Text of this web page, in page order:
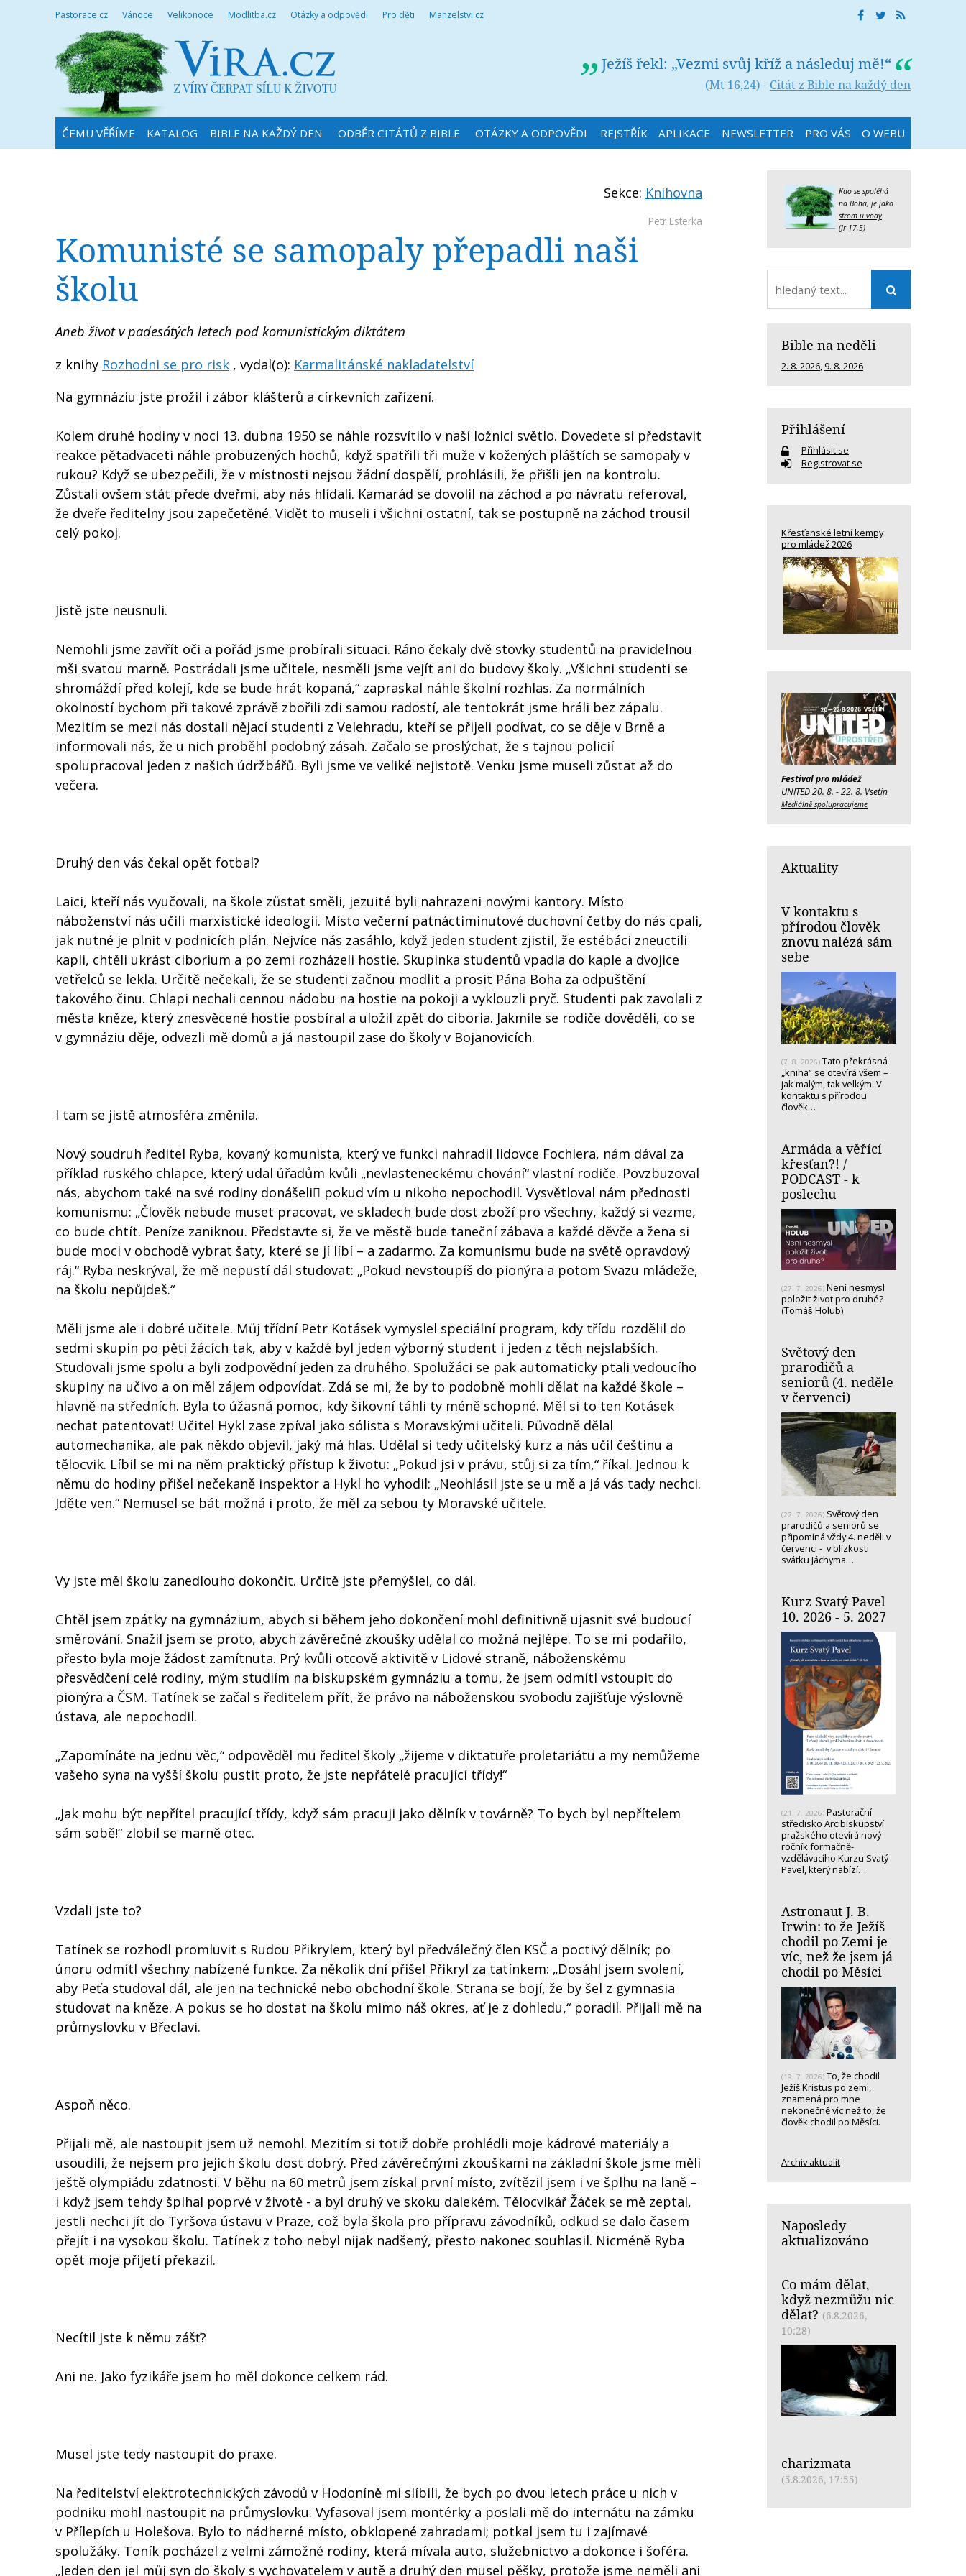
Pastorace.cz Vánoce Velikonoce Modlitba.cz Otázky a odpovědi Pro děti Manzelstvi.cz
Ježíš řekl: „Vezmi svůj kříž a následuj mě!“
(Mt 16,24) - Citát z Bible na každý den
ČEMU VĚŘÍME KATALOG BIBLE NA KAŽDÝ DEN ODBĚR CITÁTŮ Z BIBLE OTÁZKY A ODPOVĚDI REJSTŘÍK APLIKACE NEWSLETTER PRO VÁS O WEBU
Sekce: Knihovna
Petr Esterka
Komunisté se samopaly přepadli naši
školu
Aneb život v padesátých letech pod komunistickým diktátem
z knihy Rozhodni se pro risk , vydal(o): Karmalitánské nakladatelství
Na gymnáziu jste prožil i zábor klášterů a církevních zařízení.
Kolem druhé hodiny v noci 13. dubna 1950 se náhle rozsvítilo v naší ložnici světlo. Dovedete si představit
reakce pětadvaceti náhle probuzených hochů, když spatřili tři muže v kožených pláštích se samopaly v
rukou? Když se ubezpečili, že v místnosti nejsou žádní dospělí, prohlásili, že přišli jen na kontrolu.
Zůstali ovšem stát přede dveřmi, aby nás hlídali. Kamarád se dovolil na záchod a po návratu referoval,
že dveře ředitelny jsou zapečetěné. Vidět to museli i všichni ostatní, tak se postupně na záchod trousil
celý pokoj.
Jistě jste neusnuli.
Nemohli jsme zavřít oči a pořád jsme probírali situaci. Ráno čekaly dvě stovky studentů na pravidelnou
mši svatou marně. Postrádali jsme učitele, nesměli jsme vejít ani do budovy školy. „Všichni studenti se
shromáždí před kolejí, kde se bude hrát kopaná,“ zapraskal náhle školní rozhlas. Za normálních
okolností bychom při takové zprávě zbořili zdi samou radostí, ale tentokrát jsme hráli bez zápalu.
Mezitím se mezi nás dostali nějací studenti z Velehradu, kteří se přijeli podívat, co se děje v Brně a
informovali nás, že u nich proběhl podobný zásah. Začalo se proslýchat, že s tajnou policií
spolupracoval jeden z našich údržbářů. Byli jsme ve veliké nejistotě. Venku jsme museli zůstat až do
večera.
Druhý den vás čekal opět fotbal?
Laici, kteří nás vyučovali, na škole zůstat směli, jezuité byli nahrazeni novými kantory. Místo
náboženství nás učili marxistické ideologii. Místo večerní patnáctiminutové duchovní četby do nás cpali,
jak nutné je plnit v podnicích plán. Nejvíce nás zasáhlo, když jeden student zjistil, že estébáci zneuctili
kapli, chtěli ukrást ciborium a po zemi rozházeli hostie. Skupinka studentů vpadla do kaple a dvojice
vetřelců se lekla. Určitě nečekali, že se studenti začnou modlit a prosit Pána Boha za odpuštění
takového činu. Chlapi nechali cennou nádobu na hostie na pokoji a vyklouzli pryč. Studenti pak zavolali z
města kněze, který znesvěcené hostie posbíral a uložil zpět do ciboria. Jakmile se rodiče dověděli, co se
v gymnáziu děje, odvezli mě domů a já nastoupil zase do školy v Bojanovicích.
I tam se jistě atmosféra změnila.
Nový soudruh ředitel Ryba, kovaný komunista, který ve funkci nahradil lidovce Fochlera, nám dával za
příklad ruského chlapce, který udal úřadům kvůli „nevlasteneckému chování“ vlastní rodiče. Povzbuzoval
nás, abychom také na své rodiny donášeli pokud vím u nikoho nepochodil. Vysvětloval nám přednosti
komunismu: „Člověk nebude muset pracovat, ve skladech bude dost zboží pro všechny, každý si vezme,
co bude chtít. Peníze zaniknou. Představte si, že ve městě bude taneční zábava a každé děvče a žena si
bude moci v obchodě vybrat šaty, které se jí líbí – a zadarmo. Za komunismu bude na světě opravdový
ráj.“ Ryba neskrýval, že mě nepustí dál studovat: „Pokud nevstoupíš do pionýra a potom Svazu mládeže,
na školu nepůjdeš.“
Měli jsme ale i dobré učitele. Můj třídní Petr Kotásek vymyslel speciální program, kdy třídu rozdělil do
sedmi skupin po pěti žácích tak, aby v každé byl jeden výborný student i jeden z těch nejslabších.
Studovali jsme spolu a byli zodpovědní jeden za druhého. Spolužáci se pak automaticky ptali vedoucího
skupiny na učivo a on měl zájem odpovídat. Zdá se mi, že by to podobně mohli dělat na každé škole –
hlavně na středních. Byla to úžasná pomoc, kdy šikovní táhli ty méně schopné. Měl si to ten Kotásek
nechat patentovat! Učitel Hykl zase zpíval jako sólista s Moravskými učiteli. Původně dělal
automechanika, ale pak někdo objevil, jaký má hlas. Udělal si tedy učitelský kurz a nás učil češtinu a
tělocvik. Líbil se mi na něm praktický přístup k životu: „Pokud jsi v právu, stůj si za tím,“ říkal. Jednou k
němu do hodiny přišel nečekaně inspektor a Hykl ho vyhodil: „Neohlásil jste se u mě a já vás tady nechci.
Jděte ven.“ Nemusel se bát možná i proto, že měl za sebou ty Moravské učitele.
Vy jste měl školu zanedlouho dokončit. Určitě jste přemýšlel, co dál.
Chtěl jsem zpátky na gymnázium, abych si během jeho dokončení mohl definitivně ujasnit své budoucí
směrování. Snažil jsem se proto, abych závěrečné zkoušky udělal co možná nejlépe. To se mi podařilo,
přesto byla moje žádost zamítnuta. Prý kvůli otcově aktivitě v Lidové straně, náboženskému
přesvědčení celé rodiny, mým studiím na biskupském gymnáziu a tomu, že jsem odmítl vstoupit do
pionýra a ČSM. Tatínek se začal s ředitelem přít, že právo na náboženskou svobodu zajišťuje výslovně
ústava, ale nepochodil.
„Zapomínáte na jednu věc,“ odpověděl mu ředitel školy „žijeme v diktatuře proletariátu a my nemůžeme
vašeho syna na vyšší školu pustit proto, že jste nepřátelé pracující třídy!“
„Jak mohu být nepřítel pracující třídy, když sám pracuji jako dělník v továrně? To bych byl nepřítelem
sám sobě!“ zlobil se marně otec.
Vzdali jste to?
Tatínek se rozhodl promluvit s Rudou Přikrylem, který byl předválečný člen KSČ a poctivý dělník; po
únoru odmítl všechny nabízené funkce. Za několik dní přišel Přikryl za tatínkem: „Dosáhl jsem svolení,
aby Peťa studoval dál, ale jen na technické nebo obchodní škole. Strana se bojí, že by šel z gymnasia
studovat na kněze. A pokus se ho dostat na školu mimo náš okres, ať je z dohledu,“ poradil. Přijali mě na
průmyslovku v Břeclavi.
Aspoň něco.
Přijali mě, ale nastoupit jsem už nemohl. Mezitím si totiž dobře prohlédli moje kádrové materiály a
usoudili, že nejsem pro jejich školu dost dobrý. Před závěrečnými zkouškami na základní škole jsme měli
ještě olympiádu zdatnosti. V běhu na 60 metrů jsem získal první místo, zvítězil jsem i ve šplhu na laně –
i když jsem tehdy šplhal poprvé v životě - a byl druhý ve skoku dalekém. Tělocvikář Žáček se mě zeptal,
jestli nechci jít do Tyršova ústavu v Praze, což byla škola pro přípravu závodníků, odkud se dalo časem
přejít i na vysokou školu. Tatínek z toho nebyl nijak nadšený, přesto nakonec souhlasil. Nicméně Ryba
opět moje přijetí překazil.
Necítil jste k němu zášť?
Ani ne. Jako fyzikáře jsem ho měl dokonce celkem rád.
Musel jste tedy nastoupit do praxe.
Na ředitelství elektrotechnických závodů v Hodoníně mi slíbili, že bych po dvou letech práce u nich v
podniku mohl nastoupit na průmyslovku. Vyfasoval jsem montérky a poslali mě do internátu na zámku
v Přílepích u Holešova. Bylo to nádherné místo, obklopené zahradami; potkal jsem tu i zajímavé
spolužáky. Toník pocházel z velmi zámožné rodiny, která mívala auto, služebnictvo a dokonce i šoféra.
„Jeden den jel můj syn do školy s vychovatelem v autě a druhý den musel pěšky, protože jsme neměli ani
Kdo se spoléhá
na Boha, je jako
strom u vody.
(Jr 17,5)
Bible na neděli
2. 8. 2026, 9. 8. 2026
Přihlášení
Přihlásit se
Registrovat se
Křesťanské letní kempy
pro mládež 2026
Festival pro mládež
UNITED 20. 8. - 22. 8. Vsetín
Mediálně spolupracujeme
Aktuality
V kontaktu s
přírodou člověk
znovu nalézá sám
sebe
(7. 8. 2026) Tato překrásná
„kniha“ se otevírá všem –
jak malým, tak velkým. V
kontaktu s přírodou
člověk…
Armáda a věřící
křesťan?! /
PODCAST - k
poslechu
(27. 7. 2026) Není nesmysl
položit život pro druhé?
(Tomáš Holub)
Světový den
prarodičů a
seniorů (4. neděle
v červenci)
(22. 7. 2026) Světový den
prarodičů a seniorů se
připomíná vždy 4. neděli v
červenci - v blízkosti
svátku Jáchyma…
Kurz Svatý Pavel
10. 2026 - 5. 2027
(21. 7. 2026) Pastorační
středisko Arcibiskupství
pražského otevírá nový
ročník formačně-
vzdělávacího Kurzu Svatý
Pavel, který nabízí…
Astronaut J. B.
Irwin: to že Ježíš
chodil po Zemi je
víc, než že jsem já
chodil po Měsíci
(19. 7. 2026) To, že chodil
Ježíš Kristus po zemi,
znamená pro mne
nekonečně víc než to, že
člověk chodil po Měsíci.
Archiv aktualit
Naposledy
aktualizováno
Co mám dělat,
když nezmůžu nic
dělat? (6.8.2026,
10:28)
charizmata
(5.8.2026, 17:55)